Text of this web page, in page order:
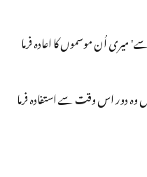
میری اُن موسموں کا اعادہ فرما
دور اس وقت سے استفادہ فرما